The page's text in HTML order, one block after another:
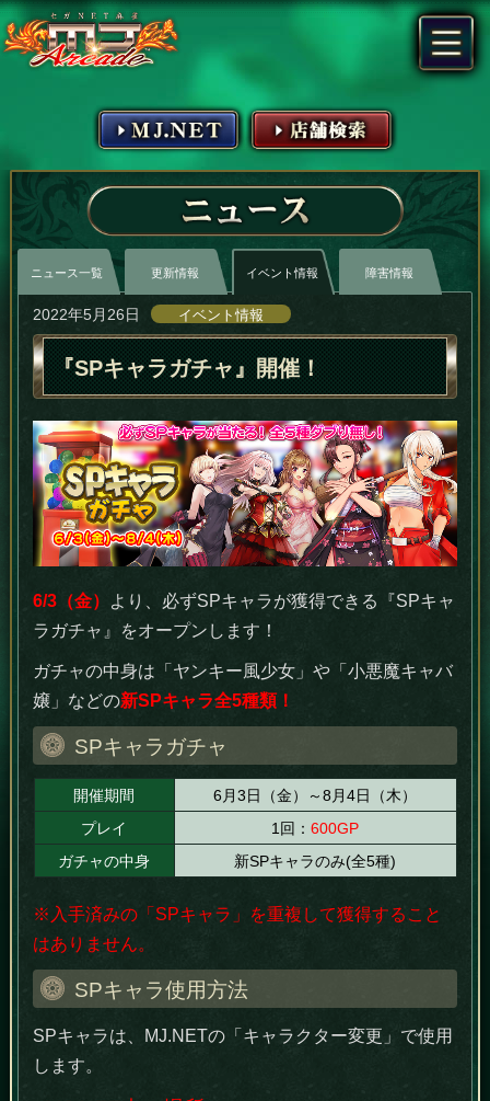
MJ.NET
ニュース
ニュース一覧 更新情報 イベント情報 障害情報
2022年5月26日 イベント情報
『SPキャラガチャ』開催！
6/3（金）
より、必ずSPキャラが獲得できる『SPキャ
ラガチャ』をオープンします！
ガチャの中身は「ヤンキー風少女」や「小悪魔キャバ
嬢」などの新SPキャラ全5種類！
SPキャラガチャ
開催期間
6月3日（金）～8月4日（木）
プレイ
1回： 600GP
ガチャの中身
新SPキャラのみ(全5種)
※入手済みの「SPキャラ」を重複して獲得すること
はありません。
SPキャラ使用方法
SPキャラは、MJ.NETの「キャラクター変更」で使用
します。